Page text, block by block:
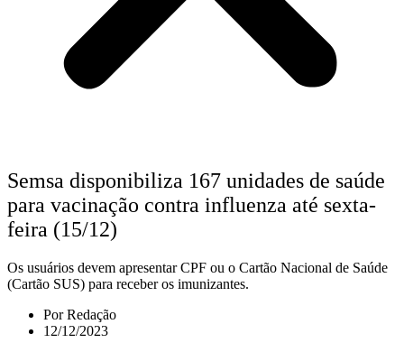
Semsa disponibiliza 167 unidades de saúde
para vacinação contra influenza até sexta-
feira (15/12)
Os usuários devem apresentar CPF ou o Cartão Nacional de Saúde
(Cartão SUS) para receber os imunizantes.
PorRedação
12/12/2023